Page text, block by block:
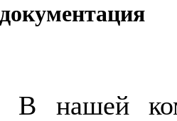
В нашей